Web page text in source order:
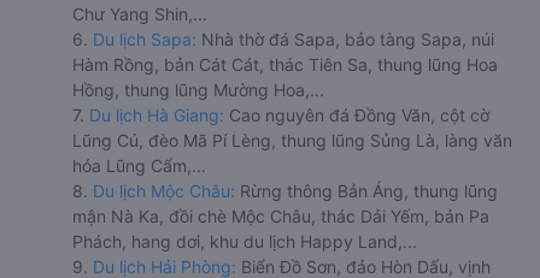
Chư Yang Shin,...
6. Du lịch Sapa: Nhà thờ đá Sapa, bảo tàng Sapa, núi
Hàm Rồng, bản Cát Cát, thác Tiên Sa, thung lũng Hoa
Hồng, thung lũng Mường Hoa,...
7. Du lịch Hà Giang: Cao nguyên đá Đồng Văn, cột cờ
Lũng Cú, đèo Mã Pí Lèng, thung lũng Sủng Là, làng văn
hóa Lũng Cẩm,...
8. Du lịch Mộc Châu: Rừng thông Bản Áng, thung lũng
mận Nà Ka, đồi chè Mộc Châu, thác Dải Yếm, bản Pa
Phách, hang dơi, khu du lịch Happy Land,...
9. Du lịch Hải Phòng: Biển Đồ Sơn, đảo Hòn Dấu, vịnh